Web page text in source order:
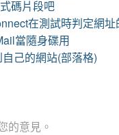
碼片段吧
在測試時判定網址
當隨身碟用
己的網站(部落格)
的意見。